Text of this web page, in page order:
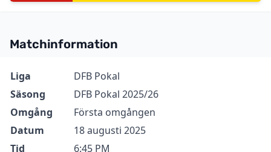
Matchinformation
Information Värde
Liga
DFB Pokal
Säsong
DFB Pokal 2025/26
Omgång
Första omgången
Datum
18 augusti 2025
Tid
6:45 PM